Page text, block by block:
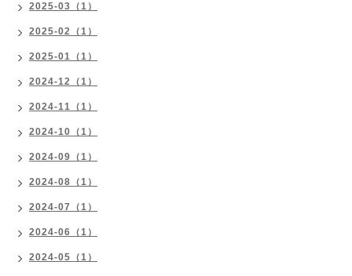
2025-03（1）
2025-02（1）
2025-01（1）
2024-12（1）
2024-11（1）
2024-10（1）
2024-09（1）
2024-08（1）
2024-07（1）
2024-06（1）
2024-05（1）